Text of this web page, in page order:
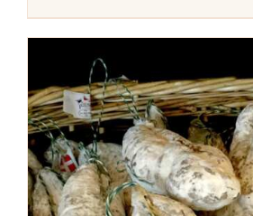
AJOUTER AU PANIER